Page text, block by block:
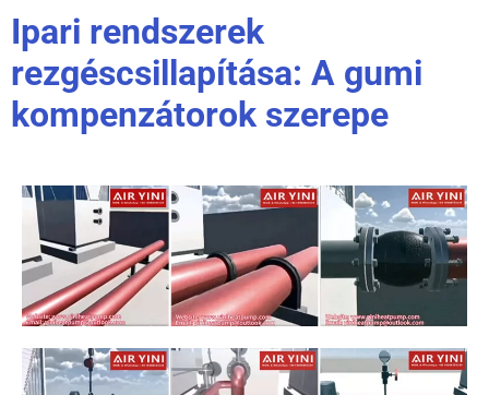
Ipari rendszerek
rezgéscsillapítása: A gumi
kompenzátorok szerepe